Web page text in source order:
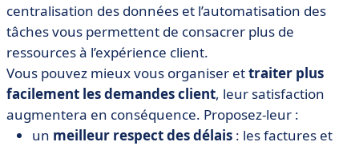
centralisation des données et l’automatisation des
tâches vous permettent de consacrer plus de
ressources à l’expérience client.
Vous pouvez mieux vous organiser ettraiter plus
facilement les demandes client, leur satisfaction
augmentera en conséquence. Proposez-leur :
un meilleur respect des délais : les factures et